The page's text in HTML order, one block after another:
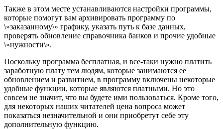
Также в этом месте устанавливаются настройки программы,
которые помогут вам архивировать программу по
\»заказанному\» графику, указать путь к базе данных,
проверять обновление справочника банков и прочие удобные
\»нужности\».
Поскольку программа бесплатная, и все-таки нужно платить
заработную плату тем людям, которые занимаются ее
обновлением и развитием, в программу включены некоторые
удобные функции, которые являются платными. Но это
совсем не значит, что вы будете ими пользоваться. Кроме того,
для некоторых наших читателей цена вопроса может
показаться незначительной и они приобретут себе эту
дополнительную функцию.